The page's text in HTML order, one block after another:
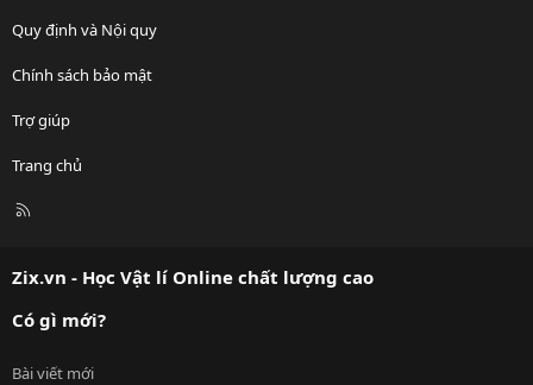
Quy định và Nội quy
Chính sách bảo mật
Trợ giúp
Trang chủ
R
Zix.vn - Học Vật lí Online chất lượng cao
Có gì mới?
Bài viết mới